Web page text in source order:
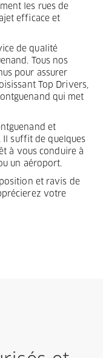
les rues de
efficace et
de qualité
Tous nos
pour assurer
Top Drivers,
qui met
et
Il suffit de quelques
à vous conduire à
un aéroport.
et ravis de
votre